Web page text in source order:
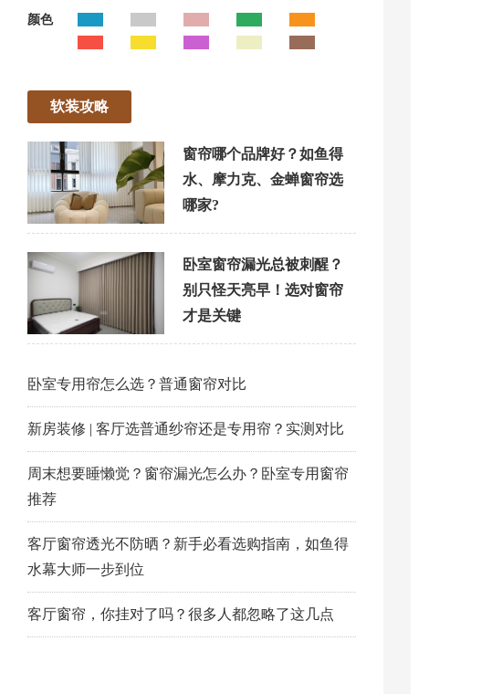
颜色
软装攻略
窗帘哪个品牌好？如鱼得
水、摩力克、金蝉窗帘选
哪家?
卧室窗帘漏光总被刺醒？
别只怪天亮早！选对窗帘
才是关键
卧室专用帘怎么选？普通窗帘对比
新房装修 | 客厅选普通纱帘还是专用帘？实测对比
周末想要睡懒觉？窗帘漏光怎么办？卧室专用窗帘
推荐
客厅窗帘透光不防晒？新手必看选购指南，如鱼得
水幕大师一步到位
客厅窗帘，你挂对了吗？很多人都忽略了这几点